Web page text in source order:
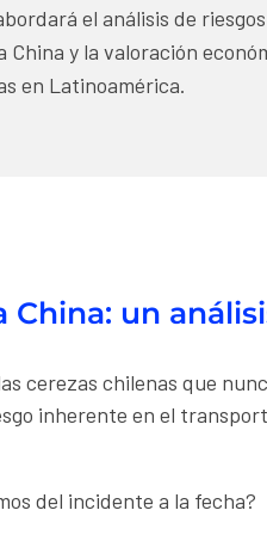
el análisis de
y la valoración
en Latinoamérica.
un
cerezas chilenas que
inherente en el
del incidente a la fecha?